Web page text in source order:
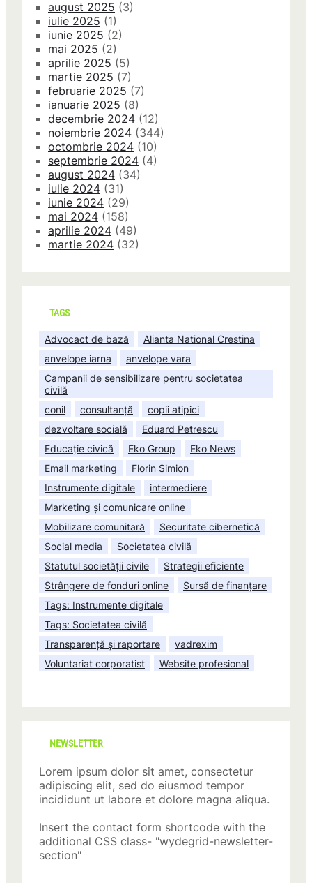
august 2025 (3)
iulie 2025 (1)
iunie 2025 (2)
mai 2025 (2)
aprilie 2025 (5)
martie 2025 (7)
februarie 2025 (7)
ianuarie 2025 (8)
decembrie 2024 (12)
noiembrie 2024 (344)
octombrie 2024 (10)
septembrie 2024 (4)
august 2024 (34)
iulie 2024 (31)
iunie 2024 (29)
mai 2024 (158)
aprilie 2024 (49)
martie 2024 (32)
TAGS
Advocact de bază
Alianta National Crestina
anvelope iarna
anvelope vara
Campanii de sensibilizare pentru societatea
civilă
conil
consultanță
copii atipici
dezvoltare socială
Eduard Petrescu
Educație civică
Eko Group
Eko News
Email marketing
Florin Simion
Instrumente digitale
intermediere
Marketing și comunicare online
Mobilizare comunitară
Securitate cibernetică
Social media
Societatea civilă
Statutul societății civile
Strategii eficiente
Strângere de fonduri online
Sursă de finanțare
Tags: Instrumente digitale
Tags: Societatea civilă
Transparență și raportare
vadrexim
Voluntariat corporatist
Website profesional
NEWSLETTER
Lorem ipsum dolor sit amet, consectetur
adipiscing elit, sed do eiusmod tempor
incididunt ut labore et dolore magna aliqua.
Insert the contact form shortcode with the
additional CSS class- "wydegrid-newsletter-
section"